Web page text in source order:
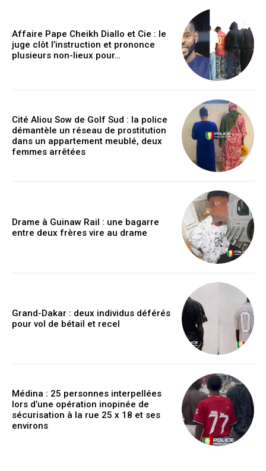
Affaire Pape Cheikh Diallo et Cie : le
juge clôt l’instruction et prononce
plusieurs non-lieux pour…
Cité Aliou Sow de Golf Sud : la police
démantèle un réseau de prostitution
dans un appartement meublé, deux
femmes arrêtées
Drame à Guinaw Rail : une bagarre
entre deux frères vire au drame
Grand-Dakar : deux individus déférés
pour vol de bétail et recel
Médina : 25 personnes interpellées
lors d’une opération inopinée de
sécurisation à la rue 25 x 18 et ses
environs